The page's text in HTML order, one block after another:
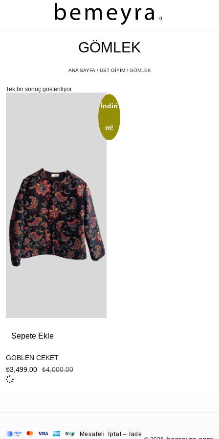
0
GÖMLEK
ANA SAYFA/ ÜST GİYİM/ GÖMLEK
İndiri
m!
Sepete Ekle
GOBLEN CEKET
₺4,000.00
₺3,499.00
Tek bir sonuç gösteriliyor
Mesafeli
İptal – İade